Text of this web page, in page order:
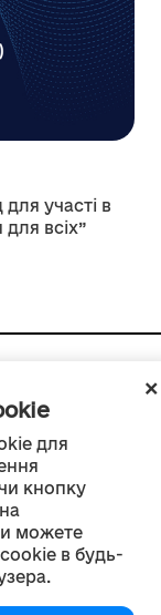
для
кнопку
можете
в будь-
участі в
всіх”
місцевого
license,